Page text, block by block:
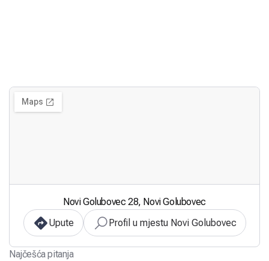
Novi Golubovec 28, Novi Golubovec
Upute
Profil u mjestu Novi Golubovec
Najčešća pitanja